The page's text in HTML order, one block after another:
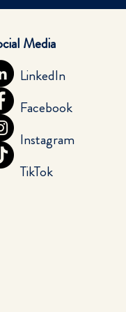
LinkedIn
Facebook
Instagram
TikTok
Media